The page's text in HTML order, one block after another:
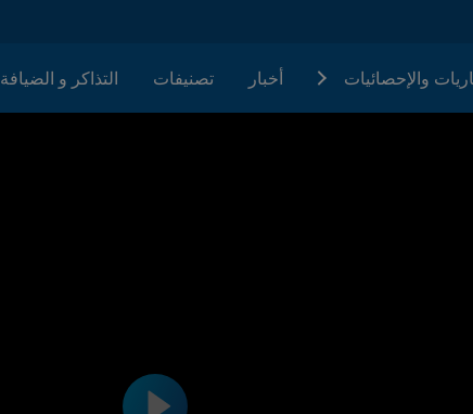
والإحصائيات أخبار تصنيفات التذاكر و الضيافة